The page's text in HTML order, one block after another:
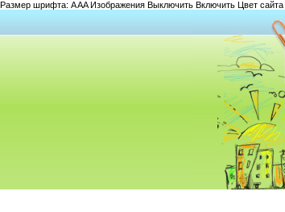
Размер шрифта: AAAИзображения Выключить Включить Цвет сайта